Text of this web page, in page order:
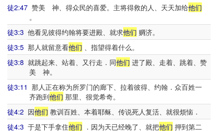
徒2:47 赞美 神、得众民的喜爱。主将得救的人、天天加给他们
。
徒3:3 他看见彼得约翰将要进殿、就求他们 赒济。
徒3:5 那人就留意看他们 、指望得着什么。
徒3:8 就跳起来、站着、又行走．同他们 进了殿、走着、跳着、赞
美 神。
徒3:11 那人正在称为所罗门的廊下、拉着彼得、约翰．众百姓一
齐跑到他们 那里、很觉希奇。
徒4:2 因他们 教训百姓、本着耶稣、传说死人复活、就很烦恼．
徒4:3 于是下手拿住他们 ．因为天已经晚了、就把他们 押到第二